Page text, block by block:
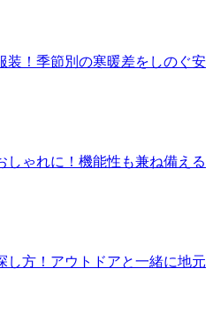
装！季節別の寒暖差をしのぐ安
しゃれに！機能性も兼ね備える
し方！アウトドアと一緒に地元